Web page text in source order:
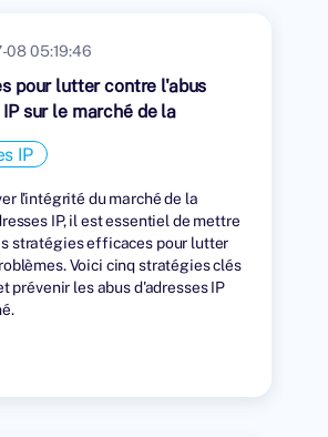
08 05:19:46
pour lutter contre l'abus
sur le marché de la
IP
l'intégrité du marché de la
IP, il est essentiel de mettre
stratégies efficaces pour lutter
Voici cinq stratégies clés
prévenir les abus d'adresses IP